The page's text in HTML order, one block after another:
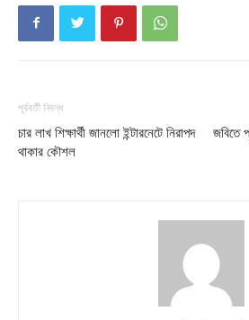
Company
Contact us
Subscription Plans
পূর্ববর্তী নিবন্ধ
চার লাখ শিক্ষার্থী জানলো ইন্টারনেটে নিরাপদ
থাকার কৌশল
জবিতে